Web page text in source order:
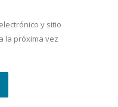
y sitio
la próxima vez